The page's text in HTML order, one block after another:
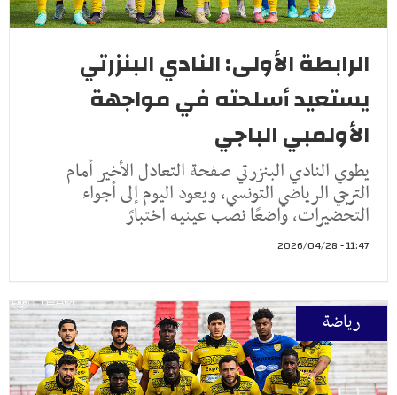
الرابطة الأولى: النادي البنزرتي
يستعيد أسلحته في مواجهة
الأولمبي الباجي
يطوي النادي البنزرتي صفحة التعادل الأخير أمام
الترجي الرياضي التونسي، ويعود اليوم إلى أجواء
التحضيرات، واضعًا نصب عينيه اختبارً
11:47 - 2026/04/28
رياضة